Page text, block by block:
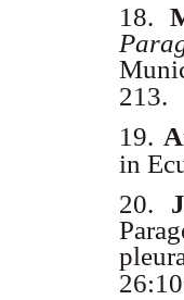
18.
213.
19.
in
20.